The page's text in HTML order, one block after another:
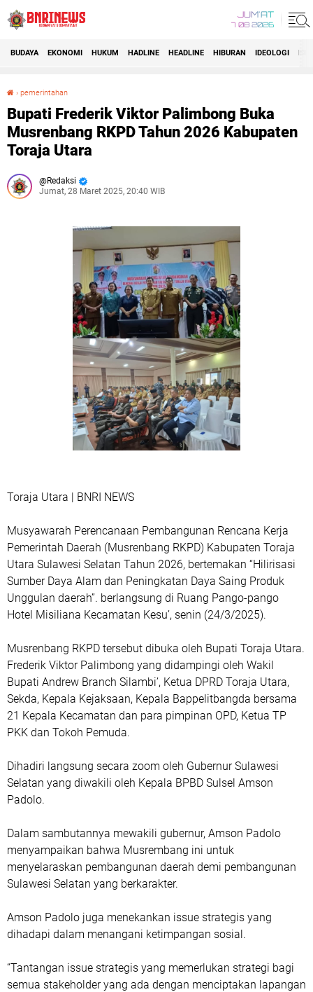
JUM'AT
7 08 2026
BUDAYA EKONOMI HUKUM HADLINE HEADLINE HIBURAN IDEOLOGI
› pemerintahan
Bupati Frederik Viktor Palimbong Buka
Musrenbang RKPD Tahun 2026 Kabupaten
Toraja Utara
Redaksi
Jumat, 28 Maret 2025, 20:40 WIB
Toraja Utara | BNRI NEWS
Musyawarah Perencanaan Pembangunan Rencana Kerja
Pemerintah Daerah (Musrenbang RKPD) Kabupaten Toraja
Utara Sulawesi Selatan Tahun 2026, bertemakan “Hilirisasi
Sumber Daya Alam dan Peningkatan Daya Saing Produk
Unggulan daerah”. berlangsung di Ruang Pango-pango
Hotel Misiliana Kecamatan Kesu’, senin (24/3/2025).
Musrenbang RKPD tersebut dibuka oleh Bupati Toraja Utara.
Frederik Viktor Palimbong yang didampingi oleh Wakil
Bupati Andrew Branch Silambi’, Ketua DPRD Toraja Utara,
Sekda, Kepala Kejaksaan, Kepala Bappelitbangda bersama
21 Kepala Kecamatan dan para pimpinan OPD, Ketua TP
PKK dan Tokoh Pemuda.
Dihadiri langsung secara zoom oleh Gubernur Sulawesi
Selatan yang diwakili oleh Kepala BPBD Sulsel Amson
Padolo.
Dalam sambutannya mewakili gubernur, Amson Padolo
menyampaikan bahwa Musrembang ini untuk
menyelaraskan pembangunan daerah demi pembangunan
Sulawesi Selatan yang berkarakter.
Amson Padolo juga menekankan issue strategis yang
dihadapi dalam menangani ketimpangan sosial.
“Tantangan issue strategis yang memerlukan strategi bagi
semua stakeholder yang ada dengan menciptakan lapangan